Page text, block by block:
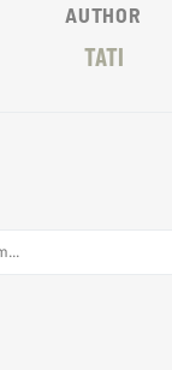
AUTHOR
TATI